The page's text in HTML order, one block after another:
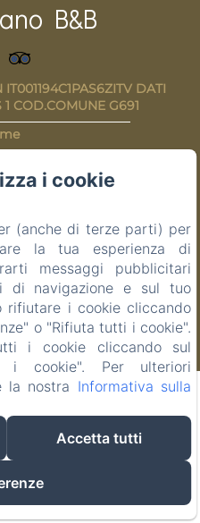
B&B
DATI
COD.COMUNE G691
sui cookie
FR
IT
Amenitiz
Loading chunk 1322
packs/1322-
i cookie
(anche di terze parti) per
la tua esperienza di
messaggi pubblicitari
di navigazione e sul tuo
rifiutare i cookie cliccando
o "Rifiuta tutti i cookie".
i cookie cliccando sul
i cookie". Per ulteriori
la nostra Informativa sulla
Accetta tutti